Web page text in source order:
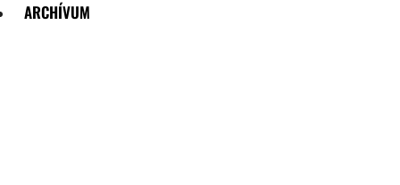
ARCHÍVUM